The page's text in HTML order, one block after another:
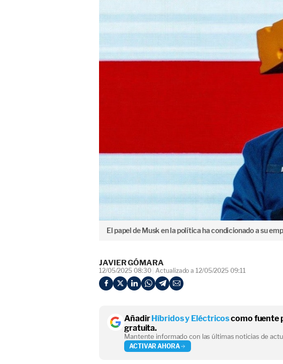
El papel de Musk en la política ha condicionado a su
JAVIER GÓMARA
12/05/2025 08:30 Actualizado a 12/05/2025 09:11
Añadir Híbridos y Eléctricoscomo fuente
gratuita.
Mantente informado con las últimas noticias de
ACTIVAR AHORA